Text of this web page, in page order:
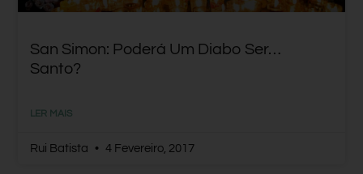
San Simon: Poderá Um Diabo Ser…
Santo?
LER MAIS
Rui Batista 4 Fevereiro, 2017